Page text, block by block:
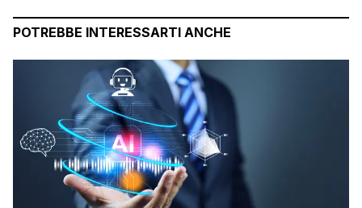
POTREBBE INTERESSARTI ANCHE